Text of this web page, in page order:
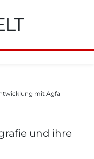
mit Agfa
und ihre